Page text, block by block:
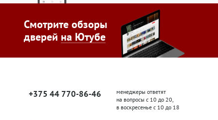
Смотрите обзоры
дверей на Ютубе
+375 44 770-86-46
менеджеры ответят
на вопросы с 10 до 20,
в воскресенье с 10 до 18